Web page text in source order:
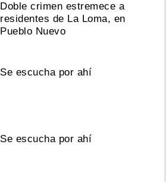
Doble crimen estremece a
residentes de La Loma, en
Pueblo Nuevo
Se escucha por ahí
Se escucha por ahí